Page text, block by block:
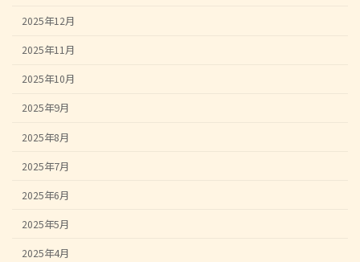
2025年12月
2025年11月
2025年10月
2025年9月
2025年8月
2025年7月
2025年6月
2025年5月
2025年4月